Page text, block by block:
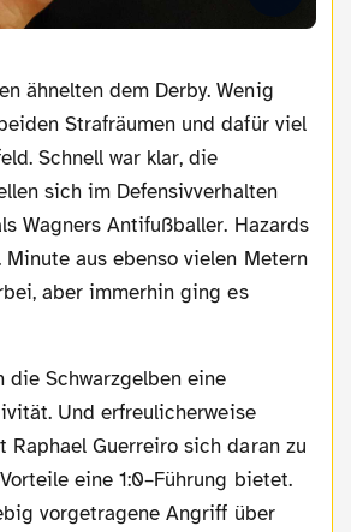
Strafräumen und dafür viel
Schnell war klar, die
sich im Defensivverhalten
Wagners Antifußballer. Hazards
Minute aus ebenso vielen Metern
aber immerhin ging es
Und erfreulicherweise
Raphael Guerreiro sich daran zu
eine 1:0–Führung bietet.
vorgetragene Angriff über